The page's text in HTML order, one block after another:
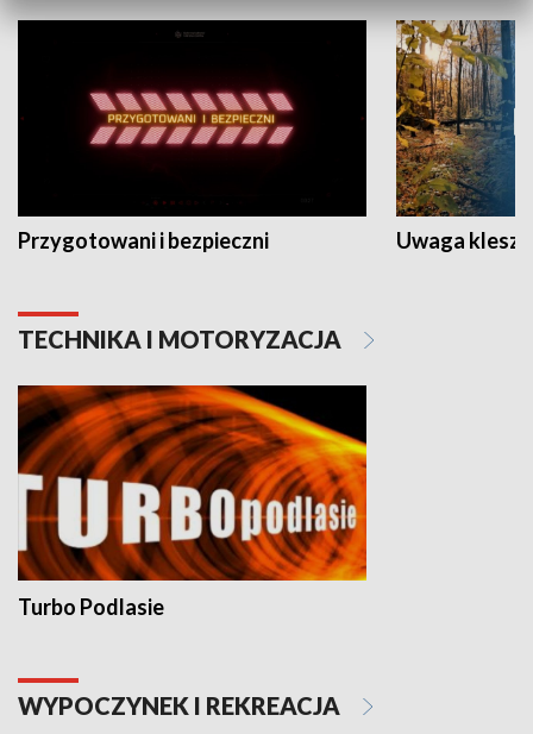
Przygotowani i bezpieczni Uwaga
TECHNIKA I MOTORYZACJA
Turbo Podlasie
WYPOCZYNEK I REKREACJA